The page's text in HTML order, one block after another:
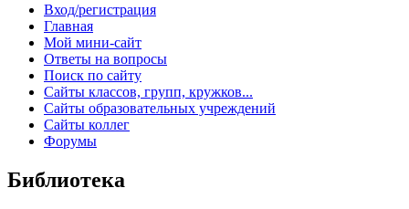
Вход/регистрация
Главная
Мой мини-сайт
Ответы на вопросы
Поиск по сайту
Сайты классов, групп, кружков...
Сайты образовательных учреждений
Сайты коллег
Форумы
Библиотека